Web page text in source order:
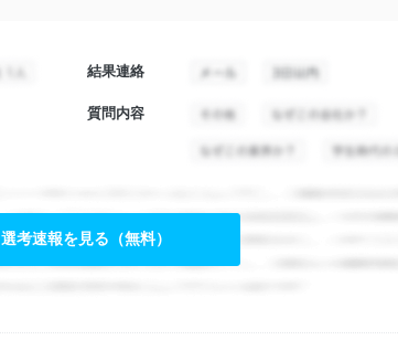
結果連絡
質問内容
選考速報を見る（無料）